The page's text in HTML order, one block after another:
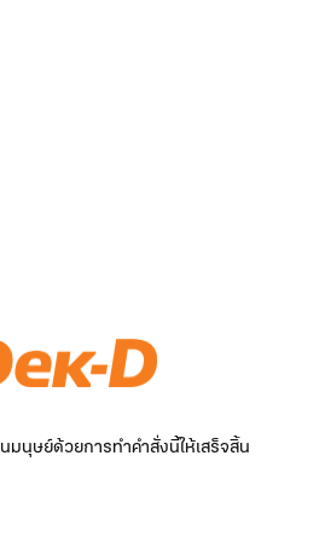
มนุษย์ด้วยการทำคำสั่งนี้ให้เสร็จสิ้น